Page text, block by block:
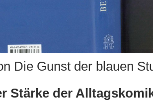
Die Gunst der blauen
Stärke der